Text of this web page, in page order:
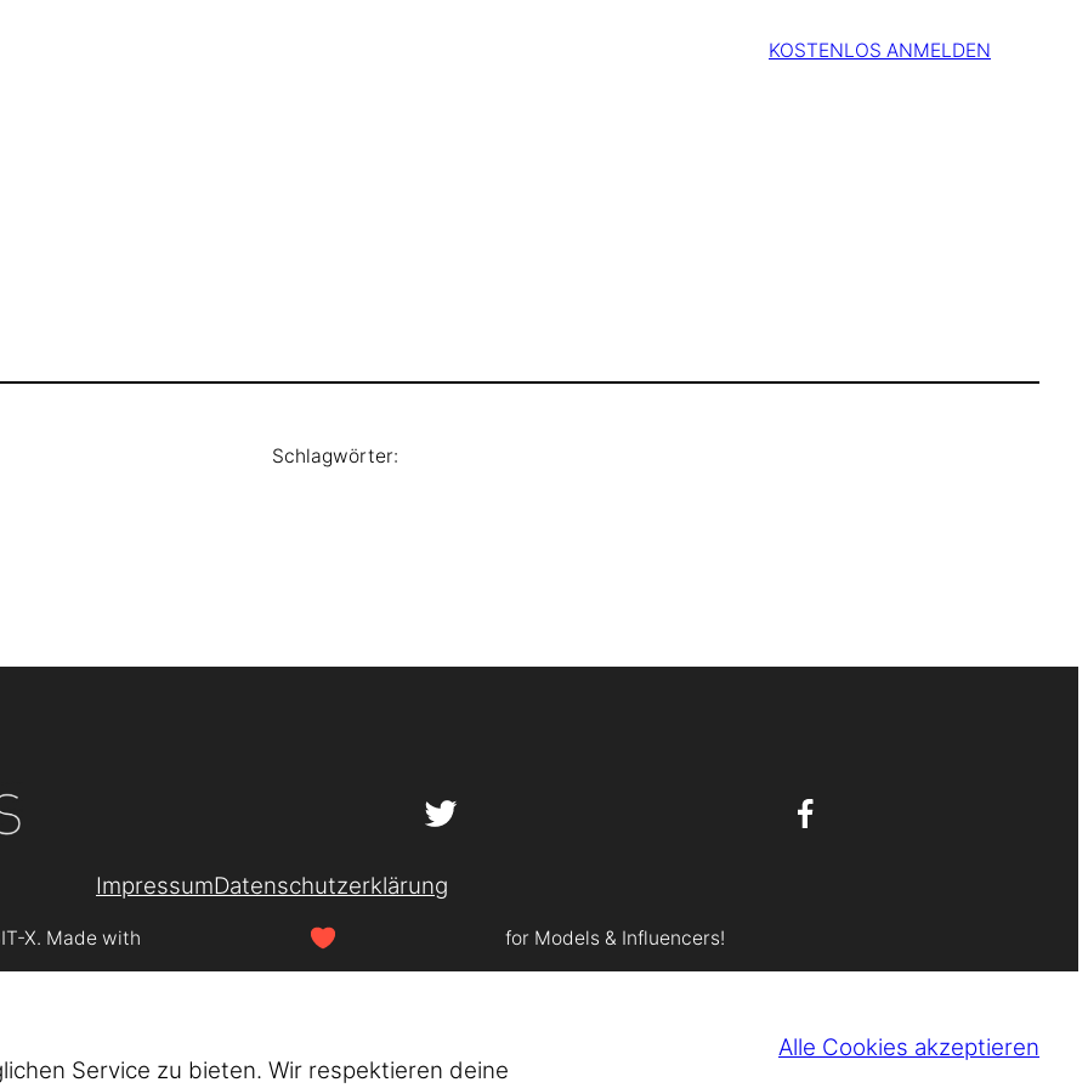
KOSTENLOS ANMELDEN
Schlagwörter:
ImpressumDatenschutzerklärung
X. Made with for Models & Influencers!
Service zu bieten. Wir respektieren deine
Alle Cookies akzeptieren